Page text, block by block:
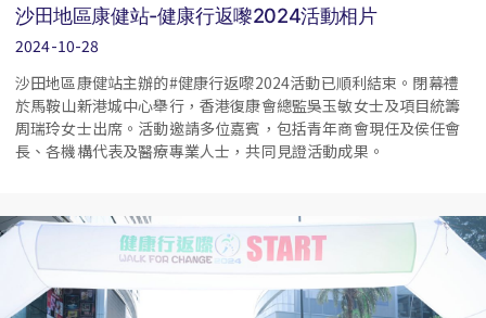
沙田地區康健站-健康行返嚟2024活動相片
2024-10-28
沙田地區康健站主辦的#健康行返嚟2024活動已順利結束。閉幕禮
於馬鞍山新港城中心舉行，香港復康會總監吳玉敏女士及項目統籌
周瑞玲女士出席。活動邀請多位嘉賓，包括青年商會現任及侯任會
長、各機構代表及醫療專業人士，共同見證活動成果。